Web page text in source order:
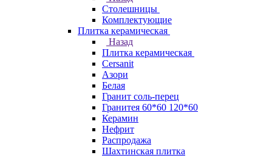
Столешницы
Комплектующие
Плитка керамическая
Назад
Плитка керамическая
Cersanit
Азори
Белая
Гранит соль-перец
Гранитея 60*60 120*60
Керамин
Нефрит
Распродажа
Шахтинская плитка